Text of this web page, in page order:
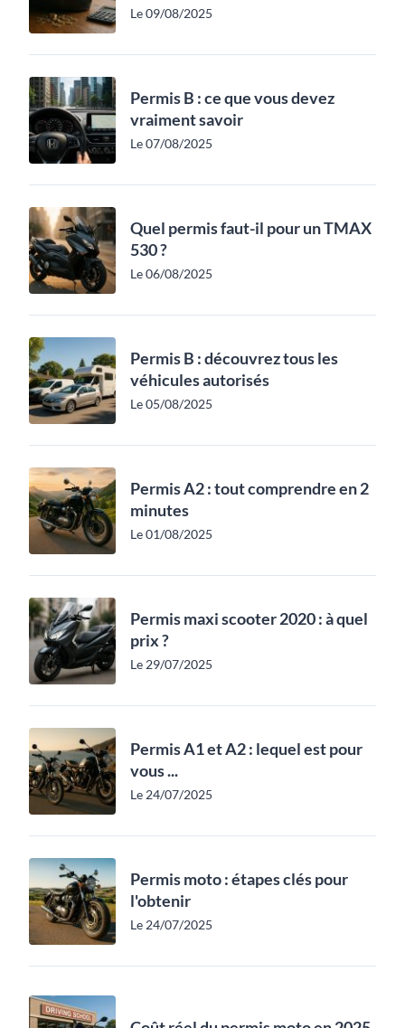
Le 09/08/2025
Permis B : ce que vous devez
vraiment savoir
Le 07/08/2025
Quel permis faut-il pour un TMAX
530 ?
Le 06/08/2025
Permis B : découvrez tous les
véhicules autorisés
Le 05/08/2025
Permis A2 : tout comprendre en 2
minutes
Le 01/08/2025
Permis maxi scooter 2020 : à quel
prix ?
Le 29/07/2025
Permis A1 et A2 : lequel est pour
vous ...
Le 24/07/2025
Permis moto : étapes clés pour
l'obtenir
Le 24/07/2025